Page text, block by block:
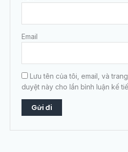
Email
Lưu tên của tôi, email, và
duyệt này cho lần bình luận kế